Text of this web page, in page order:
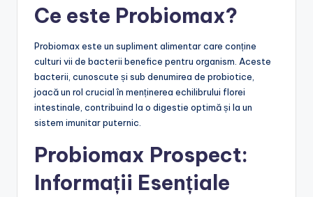
Ce este Probiomax?
Probiomax este un supliment alimentar care conține
culturi vii de bacterii benefice pentru organism. Aceste
bacterii, cunoscute și sub denumirea de probiotice,
joacă un rol crucial în menținerea echilibrului florei
intestinale, contribuind la o digestie optimă și la un
sistem imunitar puternic.
Probiomax Prospect:
Informații Esențiale